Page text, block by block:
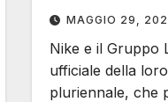
MAGGIO 29,
Nike e il Gruppo
ufficiale della
pluriennale, che